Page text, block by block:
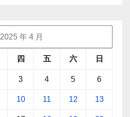
2025 年 4 月
四 五 六 日
3 4 5 6
10 11 12 13